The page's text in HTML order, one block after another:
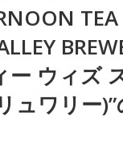
ー ウィズ
ュワリー